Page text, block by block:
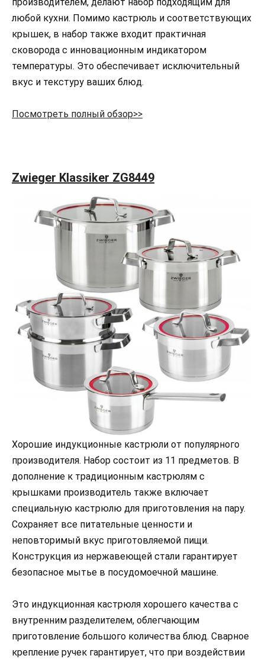
любой кухни. Помимо кастрюль и соответствующих
крышек, в набор также входит практичная
сковорода с инновационным индикатором
температуры. Это обеспечивает исключительный
вкус и текстуру ваших блюд.
Посмотреть полный обзор>>
Zwieger Klassiker ZG8449
Хорошие индукционные кастрюли от популярного
производителя. Набор состоит из 11 предметов. В
дополнение к традиционным кастрюлям с
крышками производитель также включает
специальную кастрюлю для приготовления на пару.
Сохраняет все питательные ценности и
неповторимый вкус приготовляемой пищи.
Конструкция из нержавеющей стали гарантирует
безопасное мытье в посудомоечной машине.
Это индукционная кастрюля хорошего качества с
внутренним разделителем, облегчающим
приготовление большого количества блюд. Сварное
крепление ручек гарантирует, что при воздействии